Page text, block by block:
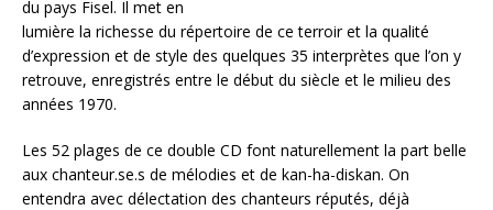
du pays Fisel. Il met en
lumière la richesse du répertoire de ce terroir et la qualité
d’expression et de style des quelques 35 interprètes que l’on y
retrouve, enregistrés entre le début du siècle et le milieu des
années 1970.
Les 52 plages de ce double CD font naturellement la part belle
aux chanteur.se.s de mélodies et de kan-ha-diskan. On
entendra avec délectation des chanteurs réputés, déjà